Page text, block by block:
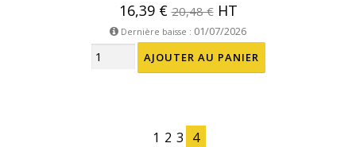
16,39 €20,48 €HT
Dernière baisse : 01/07/2026
1 2 3 4